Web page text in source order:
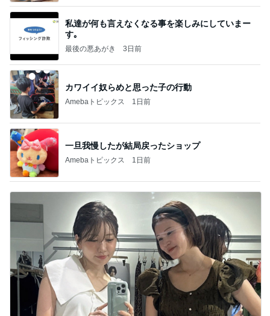
私達が何も言えなくなる事を楽しみにしていまー
す｡
最後の悪あがき 3日前
カワイイ奴らめと思った子の行動
Amebaトピックス 1日前
一旦我慢したが結局戻ったショップ
Amebaトピックス 1日前